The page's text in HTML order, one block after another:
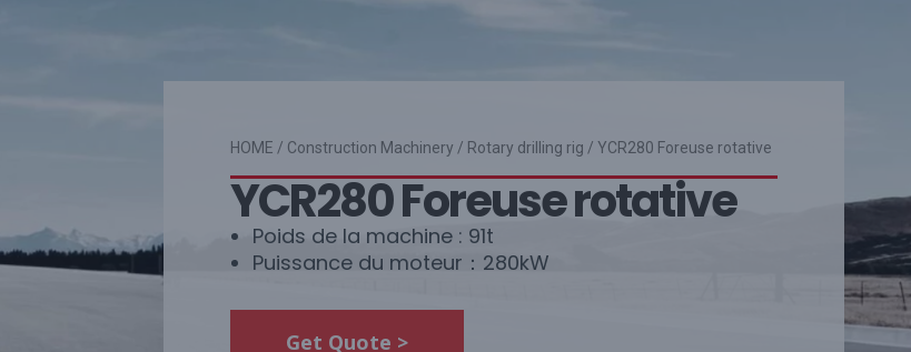
HOME / Construction Machinery / Rotary drilling rig / YCR280 Foreuse rotative
YCR280 Foreuse rotative
Poids de la machine : 91t
Puissance du moteur：280kW
Get Quote >